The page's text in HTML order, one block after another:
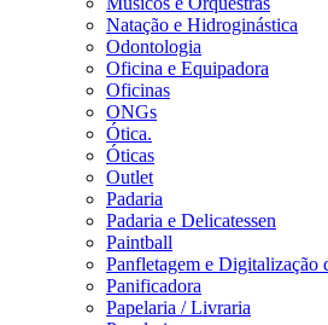
Natação e Hidroginástica
Odontologia
Oficina e Equipadora
Oficinas
ONGs
Ótica.
Óticas
Outlet
Padaria
Padaria e Delicatessen
Paintball
Panfletagem e Digitalização
Panificadora
Papelaria / Livraria